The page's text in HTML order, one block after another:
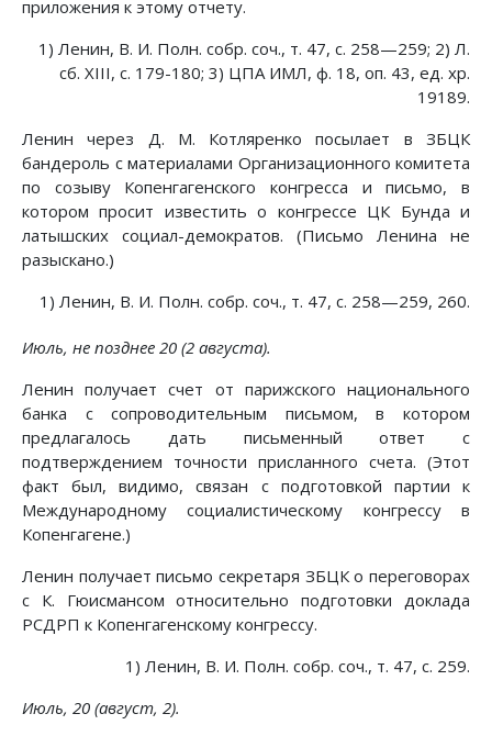
приложения к этому отчету.
1) Ленин, В. И. Полн. собр. соч., т. 47, с. 258—259; 2) Л.
сб. XIII, с. 179-180; 3) ЦПА ИМЛ, ф. 18, оп. 43, ед. хр.
19189.
Ленин через Д. М. Котляренко посылает в ЗБЦК
бандероль с материалами Организационного комитета
по созыву Копенгагенского конгресса и письмо, в
котором просит известить о конгрессе ЦК Бунда и
латышских социал-демократов. (Письмо Ленина не
разыскано.)
1) Ленин, В. И. Полн. собр. соч., т. 47, с. 258—259, 260.
Июль, не позднее 20 (2 августа).
Ленин получает счет от парижского национального
банка с сопроводительным письмом, в котором
предлагалось дать письменный ответ с
подтверждением точности присланного счета. (Этот
факт был, видимо, связан с подготовкой партии к
Международному социалистическому конгрессу в
Копенгагене.)
Ленин получает письмо секретаря ЗБЦК о переговорах
с К. Гюисмансом относительно подготовки доклада
РСДРП к Копенгагенскому конгрессу.
1) Ленин, В. И. Полн. собр. соч., т. 47, с. 259.
Июль, 20 (август, 2).